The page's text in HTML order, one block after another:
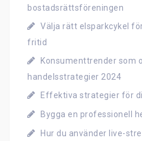
bostadsrättsföreningen
Välja rätt elsparkcykel
fritid
Konsumenttrender som
handelsstrategier 2024
Effektiva strategier för
Bygga en professionell
Hur du använder live-